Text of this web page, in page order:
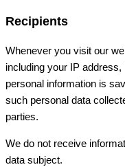
Recipients
Whenever you visit our
including your IP
personal information is
such personal data
parties.
We do not receive
data subject.